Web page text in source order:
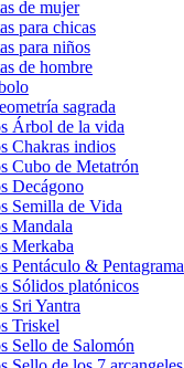
de mujer
para chicas
para niños
de hombre
sagrada
Árbol de la vida
Chakras indios
Cubo de Metatrón
Decágono
Semilla de Vida
Mandala
Merkaba
Pentáculo & Pentagrama
Sólidos platónicos
Sri Yantra
Triskel
Sello de Salomón